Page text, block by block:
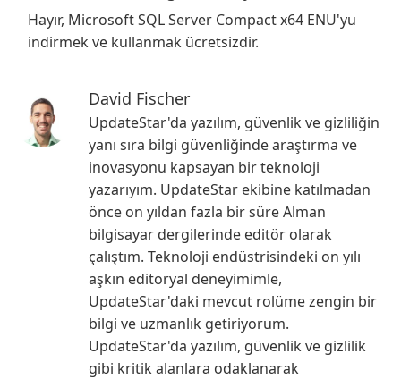
Hayır, Microsoft SQL Server Compact x64 ENU'yu
indirmek ve kullanmak ücretsizdir.
David Fischer
UpdateStar'da yazılım, güvenlik ve gizliliğin
yanı sıra bilgi güvenliğinde araştırma ve
inovasyonu kapsayan bir teknoloji
yazarıyım. UpdateStar ekibine katılmadan
önce on yıldan fazla bir süre Alman
bilgisayar dergilerinde editör olarak
çalıştım. Teknoloji endüstrisindeki on yılı
aşkın editoryal deneyimimle,
UpdateStar'daki mevcut rolüme zengin bir
bilgi ve uzmanlık getiriyorum.
UpdateStar'da yazılım, güvenlik ve gizlilik
gibi kritik alanlara odaklanarak